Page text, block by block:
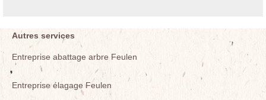
Autres services
Entreprise abattage arbre Feulen
Entreprise élagage Feulen